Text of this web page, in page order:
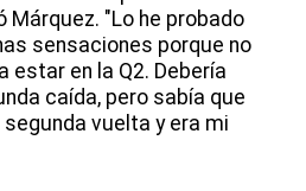
Márquez. "Lo he probado
sensaciones porque no
estar en la Q2. Debería
caída, pero sabía que
vuelta y era mi